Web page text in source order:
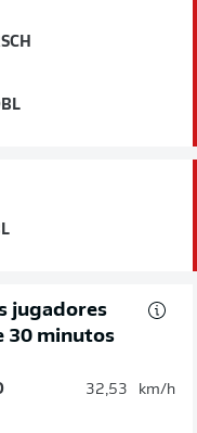
jugadores
30 minutos
32,53 km/h